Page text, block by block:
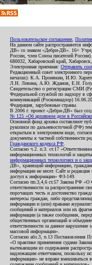
Пользовательское соглашение
На данном сайте распространяется
ДВ» со знаком «Дебри-ДВ». 16+
России, член Союза писателей
680032, Хабаровский край,
Электронная приемная: Отправить
Редакционный совет электронного
началах): К.А. Пронякин, И.Ю.
Л.Н. Левина, А.Ю. Жданов, Е.Н.
Свидетельство о регистрации СМИ
Федеральной службой по надзору в
коммуникаций (Роскомнадзор)
Федерация, зарубежные страны.
В 2006 г. проект «Дебри-ДВ» был
№ 125 «Об архивном деле в
Основной фонд архива составляют
рукописи по дальневосточной (РФ)
открытым в электронном виде,
документы к частной собственности
Гражданского кодекса РФ
Согласно ч.2. п.3. ст.17
информационных технологий и
информационных технологиях и о
ДВ», хранящий информацию,
информации не несет. Сайт и
доступ к информации» ФЗ-149.
Согласно пп.3,4,6 ст.57 Закона РФ «О
ответственности за распространение
порочащих честь и достоинство
интересы граждан, либо
информации и (или) правами
сообщений и материалов или их
информации (а также сообщения,
общественных организаций и
ответственности за данное нарушение
массовой информации».
Согласно абз.3, п.13 Постановления
«О практике применения судами
вытекающим из содержания
надлежащим ответчиком, поскольку
информации» не вправе вмешиваться